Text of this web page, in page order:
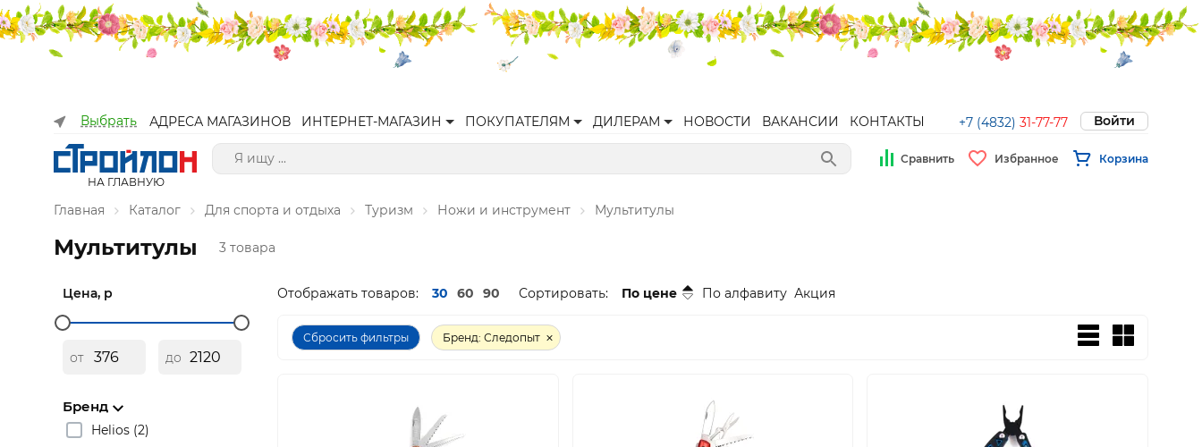
Выбрать АДРЕСА МАГАЗИНОВ ИНТЕРНЕТ-МАГАЗИН ПОКУПАТЕЛЯМ ДИЛЕРАМ НОВОСТИ ВАКАНСИИ КОНТАКТЫ +7 (4832) 31-77-77 Войти
НА ГЛАВНУЮ
Сравнить Избранное Корзина
Главная Каталог Для спорта и отдыха Туризм Ножи и инструмент Мультитулы
Мультитулы 3 товара
Цена, р
от до
Бренд
Helios (2)
Отображать товаров: 30 60 90 Сортировать: По цене По алфавиту Акция
Сбросить фильтры Бренд: Следопыт